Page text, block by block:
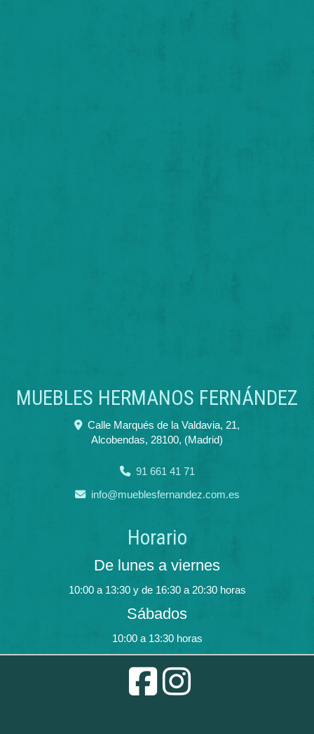
MUEBLES HERMANOS FERNÁNDEZ
Calle Marqués de la Valdavia, 21,
Alcobendas, 28100, (Madrid)
91 661 41 71
info
mueblesfernandez.com.es
Horario
De lunes a viernes
10:00 a 13:30 y de 16:30 a 20:30 horas
Sábados
10:00 a 13:30 horas